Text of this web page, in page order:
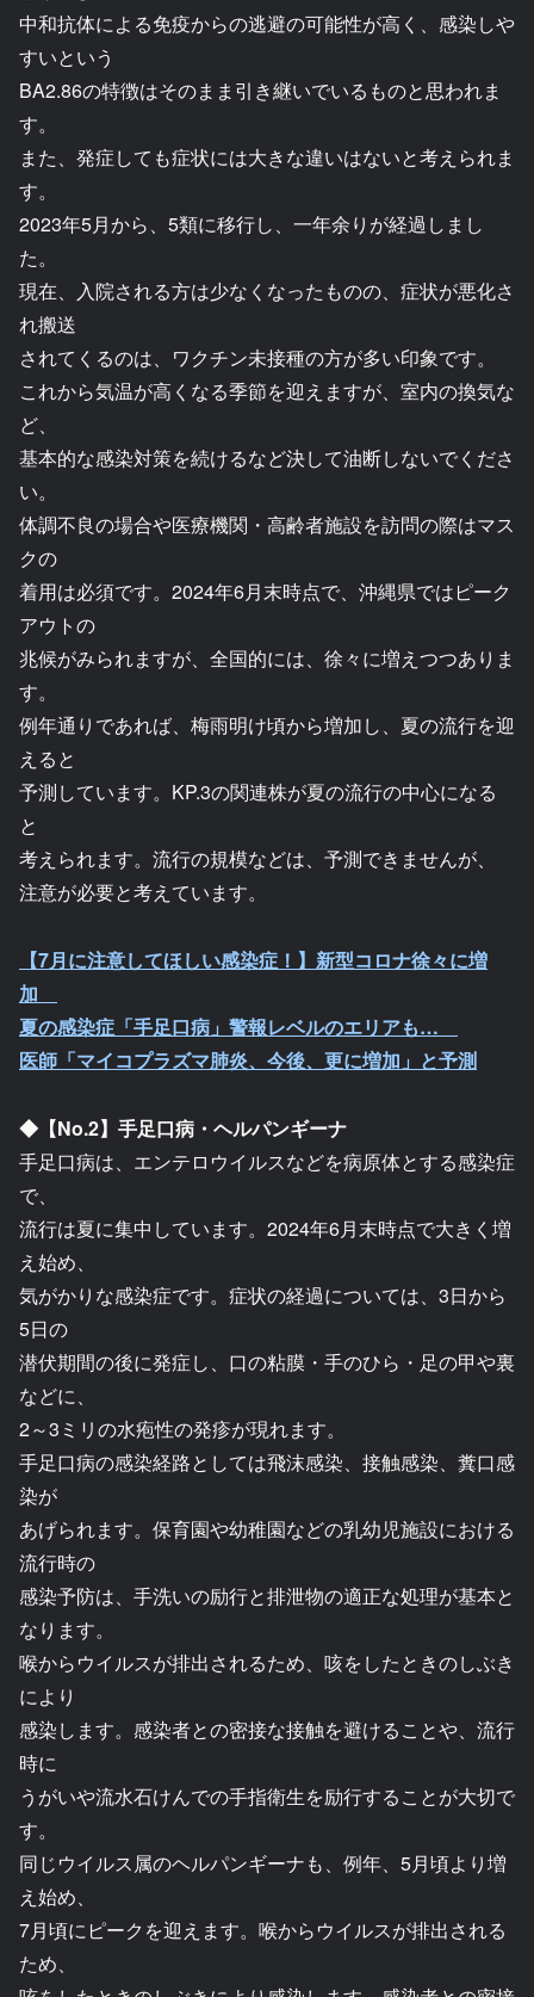
中和抗体による免疫からの逃避の可能性が高く、感染しや
すいという
BA2.86の特徴はそのまま引き継いでいるものと思われま
す。
また、発症しても症状には大きな違いはないと考えられま
す。
2023年5月から、5類に移行し、一年余りが経過しまし
た。
現在、入院される方は少なくなったものの、症状が悪化さ
れ搬送
されてくるのは、ワクチン未接種の方が多い印象です。
これから気温が高くなる季節を迎えますが、室内の換気な
ど、
基本的な感染対策を続けるなど決して油断しないでくださ
い。
体調不良の場合や医療機関・高齢者施設を訪問の際はマス
クの
着用は必須です。2024年6月末時点で、沖縄県ではピーク
アウトの
兆候がみられますが、全国的には、徐々に増えつつありま
す。
例年通りであれば、梅雨明け頃から増加し、夏の流行を迎
えると
予測しています。KP.3の関連株が夏の流行の中心になる
と
考えられます。流行の規模などは、予測できませんが、
注意が必要と考えています。
【7月に注意してほしい感染症！】新型コロナ徐々に増
加
夏の感染症「手足口病」警報レベルのエリアも…
医師「マイコプラズマ肺炎、今後、更に増加」と予測
◆【No.2】手足口病・ヘルパンギーナ
手足口病は、エンテロウイルスなどを病原体とする感染症
で、
流行は夏に集中しています。2024年6月末時点で大きく増
え始め、
気がかりな感染症です。症状の経過については、3日から
5日の
潜伏期間の後に発症し、口の粘膜・手のひら・足の甲や裏
などに、
2～3ミリの水疱性の発疹が現れます。
手足口病の感染経路としては飛沫感染、接触感染、糞口感
染が
あげられます。保育園や幼稚園などの乳幼児施設における
流行時の
感染予防は、手洗いの励行と排泄物の適正な処理が基本と
なります。
喉からウイルスが排出されるため、咳をしたときのしぶき
により
感染します。感染者との密接な接触を避けることや、流行
時に
うがいや流水石けんでの手指衛生を励行することが大切で
す。
同じウイルス属のヘルパンギーナも、例年、5月頃より増
え始め、
7月頃にピークを迎えます。喉からウイルスが排出される
ため、